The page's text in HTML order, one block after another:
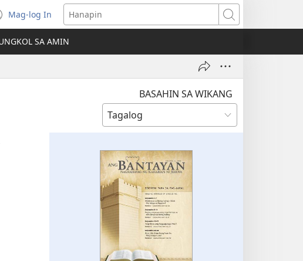
Mag-log In
(may
bubukas
na
bagong
Hanapin
SA AMIN
BASAHIN SA WIKANG